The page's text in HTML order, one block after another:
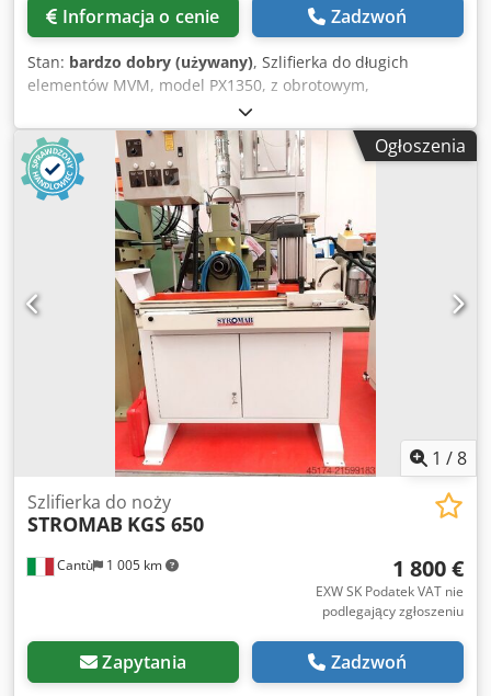
Informacja o cenie Zadzwoń
Stan: bardzo dobry (używany), Szlifierka do długich
elementów MVM, model PX1350, z obrotowym,
magnetycznym stołem o długości 1350 mm. Dksdpfx Asznr
Nwed Ror
Ogłoszenia
1 /8
Cantù 1 005 km
Szlifierka do noży
STROMAB KGS 650
1 800 €
EXW SK Podatek VAT nie
podlegający zgłoszeniu
Zapytania Zadzwoń